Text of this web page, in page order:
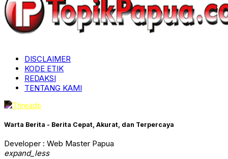
DISCLAIMER
KODE ETIK
REDAKSI
TENTANG KAMI
Warta Berita - Berita Cepat, Akurat, dan Terpercaya
Developer : Web Master Papua
expand_less